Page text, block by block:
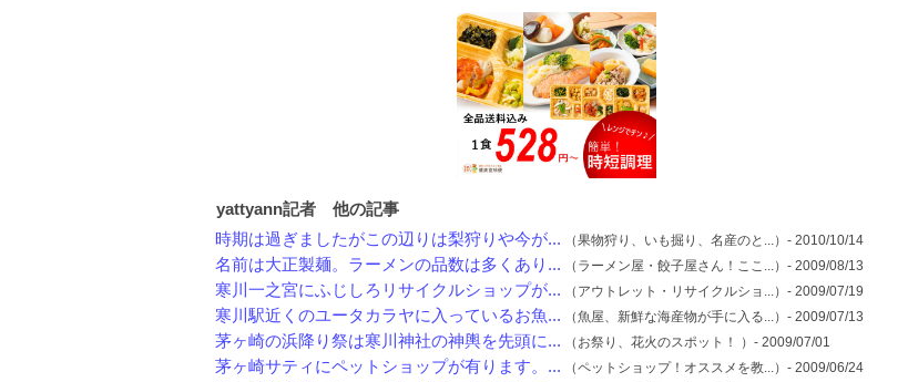
yattyann記者 他の記事
時期は過ぎましたがこの辺りは梨狩りや今が... （果物狩り、いも掘り、名産のと...）- 2010/10/14
名前は大正製麺。ラーメンの品数は多くあり... （ラーメン屋・餃子屋さん！ここ...）- 2009/08/13
寒川一之宮にふじしろリサイクルショップが... （アウトレット・リサイクルショ...）- 2009/07/19
寒川駅近くのユータカラヤに入っているお魚... （魚屋、新鮮な海産物が手に入る...）- 2009/07/13
茅ヶ崎の浜降り祭は寒川神社の神輿を先頭に... （お祭り、花火のスポット！ ）- 2009/07/01
茅ヶ崎サティにペットショップが有ります。... （ペットショップ！オススメを教...）- 2009/06/24